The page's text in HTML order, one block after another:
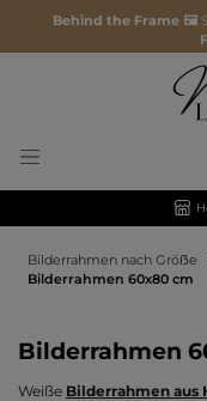
Behind the Frame 🖼️
Bilderrahmen nach Gröẞe
Bilderrahmen 60x80 cm
Bilderrahmen
Weiße Bilderrahmen aus